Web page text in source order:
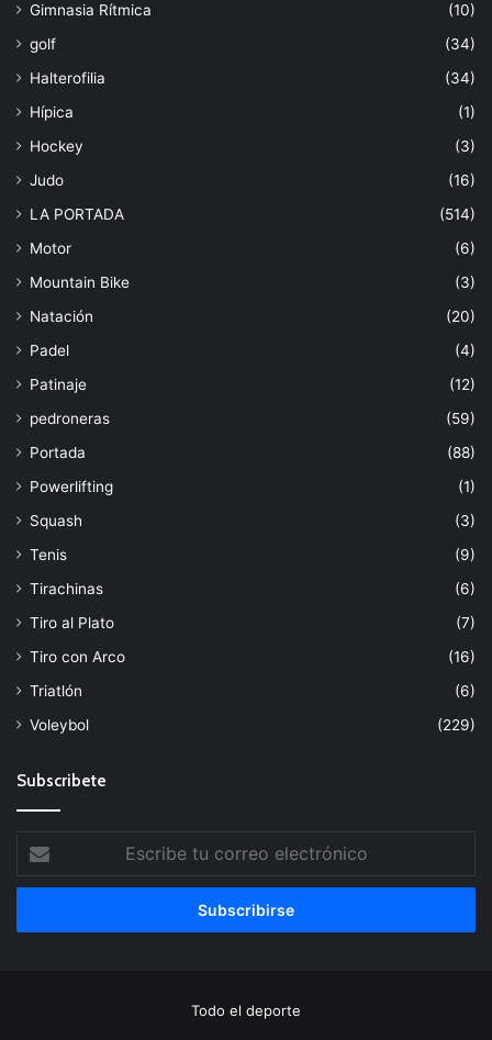
Gimnasia Rítmica
(10)
golf
(34)
Halterofilia
(34)
Hípica
(1)
Hockey
(3)
Judo
(16)
LA PORTADA
(514)
Motor
(6)
Mountain Bike
(3)
Natación
(20)
Padel
(4)
Patinaje
(12)
pedroneras
(59)
Portada
(88)
Powerlifting
(1)
Squash
(3)
Tenis
(9)
Tirachinas
(6)
Tiro al Plato
(7)
Tiro con Arco
(16)
Triatlón
(6)
Voleybol
(229)
Subscribete
tu
correo
Todo el deporte